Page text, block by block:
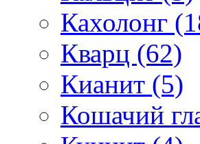
Кахолонг
Кварц (62)
Кианит (5)
Кошачий